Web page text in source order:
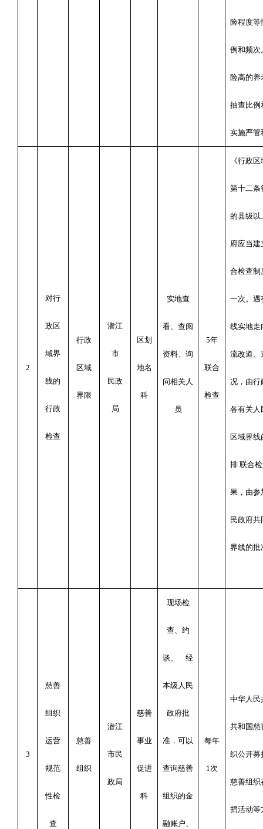
险程度等
例和频次
险高的养
抽查比例
实施严管
2
对行
政区
域界
线的
行政
检查
行政
区域
界限
潜江
市
民政
局
区划
地名
科
实地查
看、查阅
资料、询
问相关人
员
5年
联合
检查
《行政
第十二条
的县级以
府应当建
合检查制
一次。遇
线实地走
流改道、
况，由行
各有关人
区域界线
排 联合
果，由参
民政府共
界线的批
3
慈善
组织
运营
规范
性检
查
慈善
组织
潜江
市民
政局
慈善
事业
促进
科
现场检
查、 约
谈、 经
本级人民
政府批
准，可以
查询慈善
组织的金
融账户
每年
1 次
中华人民
共和国慈
织公开募
慈善组织
捐活动等